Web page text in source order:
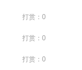
打赏：0
打赏：0
打赏：0